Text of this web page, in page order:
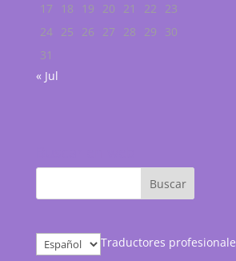
17
18 19 20 21 22
23
24 25 26 27 28 29
30
31
« Jul
Elegir
Traductores